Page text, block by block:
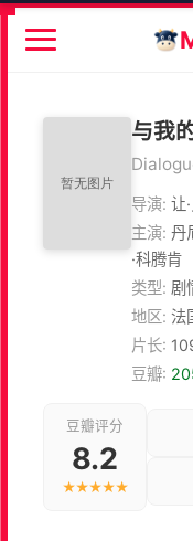
与我
导演: 让
主演: 丹
·科腾肯
类型: 剧
地区: 法
片长:
豆瓣:
豆瓣评分
8.2
★★★★★